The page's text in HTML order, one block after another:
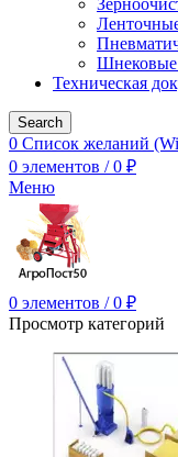
Шнековые
Техническая
Search
0 Список желаний
0 элементов / 0 ₽
Меню
0 элементов / 0 ₽
Просмотр категорий